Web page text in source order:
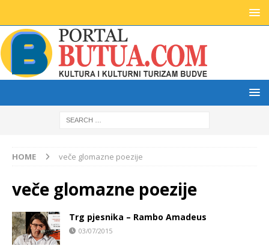
HOME veče glomazne poezije
veče glomazne poezije
Trg pjesnika – Rambo Amadeus
03/07/2015